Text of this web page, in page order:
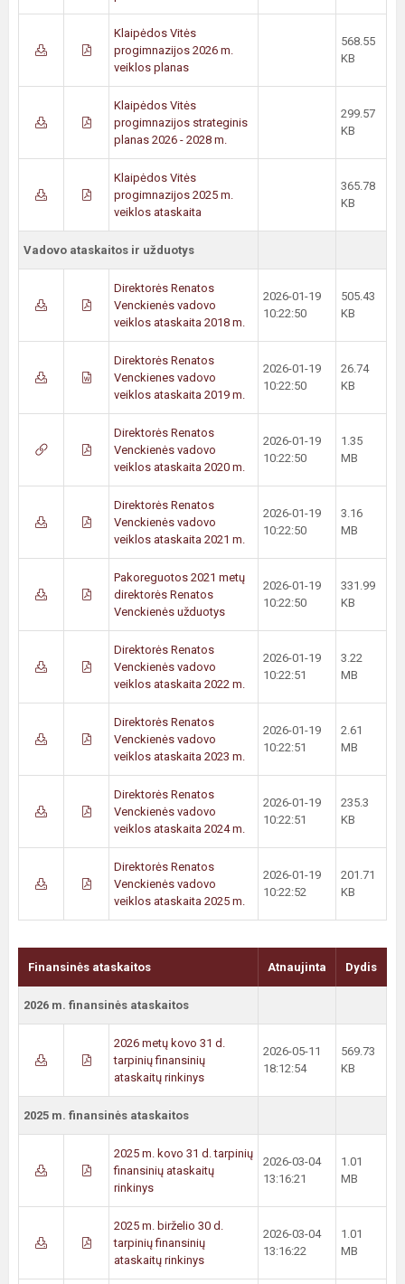
Klaipėdos Vitės
progimnazijos 2026 m.
veiklos planas
568.55
KB
Klaipėdos Vitės
progimnazijos strateginis
planas 2026 - 2028 m.
299.57
KB
Klaipėdos Vitės
progimnazijos 2025 m.
veiklos ataskaita
365.78
KB
Vadovo ataskaitos ir užduotys
Direktorės Renatos
Venckienės vadovo
veiklos ataskaita 2018 m.
2026-01-19
10:22:50
505.43
KB
Direktorės Renatos
Venckienes vadovo
veiklos ataskaita 2019 m.
2026-01-19
10:22:50
26.74
KB
Direktorės Renatos
Venckienės vadovo
veiklos ataskaita 2020 m.
2026-01-19
10:22:50
1.35
MB
Direktorės Renatos
Venckienės vadovo
veiklos ataskaita 2021 m.
2026-01-19
10:22:50
3.16
MB
Pakoreguotos 2021 metų
direktorės Renatos
Venckienės užduotys
2026-01-19
10:22:50
331.99
KB
Direktorės Renatos
Venckienės vadovo
veiklos ataskaita 2022 m.
2026-01-19
10:22:51
3.22
MB
Direktorės Renatos
Venckienės vadovo
veiklos ataskaita 2023 m.
2026-01-19
10:22:51
2.61
MB
Direktorės Renatos
Venckienės vadovo
veiklos ataskaita 2024 m.
2026-01-19
10:22:51
235.3
KB
Direktorės Renatos
Venckienės vadovo
veiklos ataskaita 2025 m.
2026-01-19
10:22:52
201.71
KB
Finansinės ataskaitos Atnaujinta Dydis
2026 m. finansinės ataskaitos
2026 metų kovo 31 d.
tarpinių finansinių
ataskaitų rinkinys
2026-05-11
18:12:54
569.73
KB
2025 m. finansinės ataskaitos
2025 m. kovo 31 d. tarpinių
finansinių ataskaitų
rinkinys
2026-03-04
13:16:21
1.01
MB
2025 m. birželio 30 d.
tarpinių finansinių
ataskaitų rinkinys
2026-03-04
13:16:22
1.01
MB